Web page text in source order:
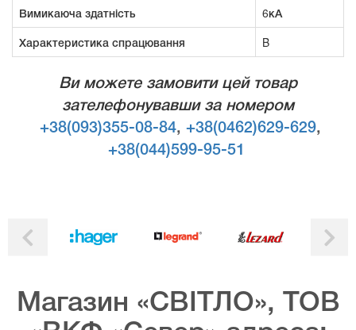
Вимикаюча здатність
6кА
Характеристика спрацювання
B
Ви можете замовити цей товар
зателефонувавши за номером
+38(093)355-08-84, +38(0462)629-629,
+38(044)599-95-51
Магазин «СВІТЛО», ТОВ